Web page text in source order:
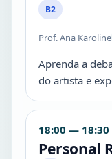
B2
Prof. Ana Karoline
Aprenda a
do artista e
18:00 — 18:30
Personal